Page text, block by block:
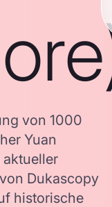
von 1000
Yuan
aktueller
Dukascopy
historische